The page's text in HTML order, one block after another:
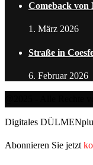
Comeback von
1. März 2026
Straße in
6. Februar 2026
Digitales
Abonnieren Sie jetzt